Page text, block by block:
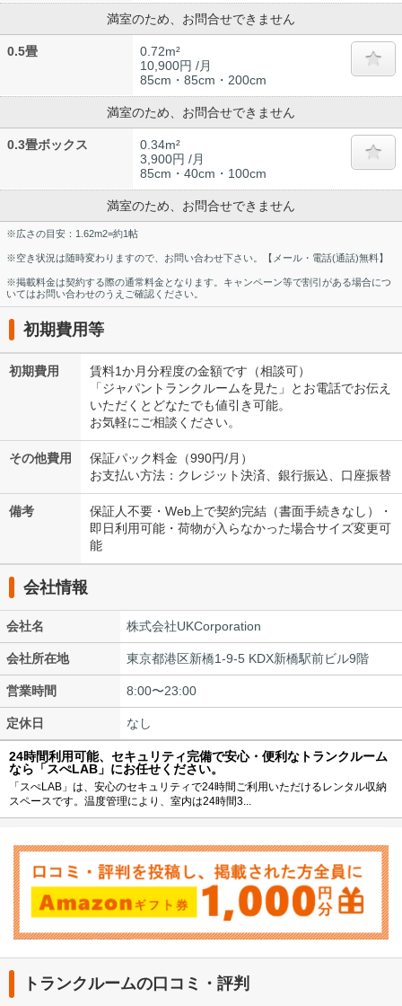
満室のため、お問合せできません
0.5畳
0.72m²
10,900円 /月
85cm・85cm・200cm
満室のため、お問合せできません
0.3畳ボックス
0.34m²
3,900円 /月
85cm・40cm・100cm
満室のため、お問合せできません
※広さの目安：1.62m2=約1帖
※空き状況は随時変わりますので、お問い合わせ下さい。【メール・電話(通話)無料】
※掲載料金は契約する際の通常料金となります。キャンペーン等で割引がある場合につ
いてはお問い合わせのうえご確認ください。
初期費用等
初期費用
賃料1か月分程度の金額です（相談可）
「ジャパントランクルームを見た」とお電話でお伝え
いただくとどなたでも値引き可能。
お気軽にご相談ください。
その他費用
保証パック料金（990円/月）
お支払い方法：クレジット決済、銀行振込、口座振替
備考
保証人不要・Web上で契約完結（書面手続きなし）・
即日利用可能・荷物が入らなかった場合サイズ変更可
能
会社情報
会社名 株式会社UKCorporation
会社所在地 東京都港区新橋1-9-5 KDX新橋駅前ビル9階
営業時間 8:00〜23:00
定休日 なし
24時間利用可能、セキュリティ完備で安心・便利なトランクルーム
なら「スぺLAB」にお任せください。
「スぺLAB」は、安心のセキュリティで24時間ご利用いただけるレンタル収納
スペースです。温度管理により、室内は24時間3...
トランクルームの口コミ・評判